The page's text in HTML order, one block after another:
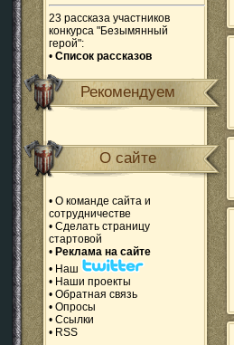
23 рассказа участников
конкурса "Безымянный
герой":
• Список рассказов
Рекомендуем
О сайте
• О команде сайта и
сотрудничестве
• Сделать страницу
стартовой
• Реклама на сайте
• Наш
• Наши проекты
• Обратная связь
• Опросы
• Ссылки
• RSS